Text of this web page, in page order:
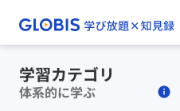
学習カテゴリ
体系的に学ぶ